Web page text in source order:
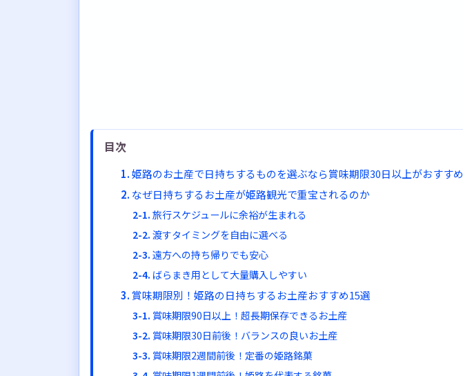
目次
姫路のお土産で日持ちするものを選ぶなら賞味期限30日以上がおすすめ
なぜ日持ちするお土産が姫路観光で重宝されるのか
旅行スケジュールに余裕が生まれる
渡すタイミングを自由に選べる
遠方への持ち帰りでも安心
ばらまき用として大量購入しやすい
賞味期限別！姫路の日持ちするお土産おすすめ15選
賞味期限90日以上！超長期保存できるお土産
賞味期限30日前後！バランスの良いお土産
賞味期限2週間前後！定番の姫路銘菓